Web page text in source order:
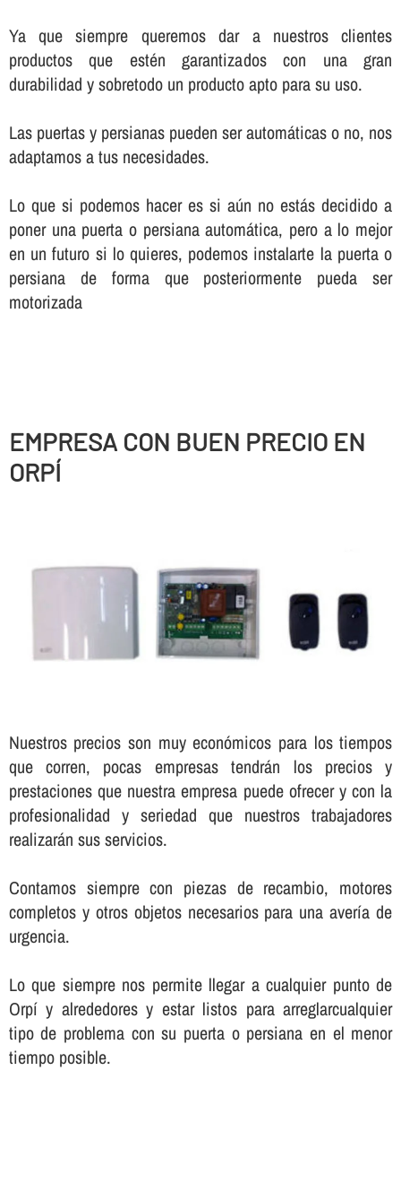
Ya que siempre queremos dar a nuestros clientes
productos que estén garantizados con una gran
durabilidad y sobretodo un producto apto para su uso.
Las puertas y persianas pueden ser automáticas o no, nos
adaptamos a tus necesidades.
Lo que si podemos hacer es si aún no estás decidido a
poner una puerta o persiana automática, pero a lo mejor
en un futuro si lo quieres, podemos instalarte la puerta o
persiana de forma que posteriormente pueda ser
motorizada
EMPRESA CON BUEN PRECIO EN
ORPÍ
Nuestros precios son muy económicos para los tiempos
que corren, pocas empresas tendrán los precios y
prestaciones que nuestra empresa puede ofrecer y con la
profesionalidad y seriedad que nuestros trabajadores
realizarán sus servicios.
Contamos siempre con piezas de recambio, motores
completos y otros objetos necesarios para una averí­a de
urgencia.
Lo que siempre nos permite llegar a cualquier punto de
Orpí y alrededores y estar listos para arreglarcualquier
tipo de problema con su puerta o persiana en el menor
tiempo posible.